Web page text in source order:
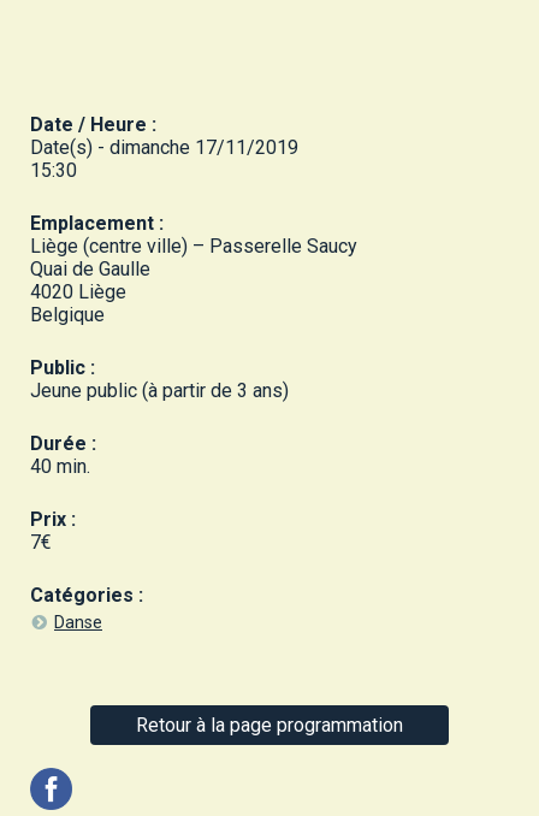
Date / Heure :
Date(s) - dimanche 17/11/2019
15:30
Emplacement :
Liège (centre ville) – Passerelle Saucy
Quai de Gaulle
4020 Liège
Belgique
Public :
Jeune public (à partir de 3 ans)
Durée :
40 min.
Prix :
7€
Catégories :
Danse
Retour à la page programmation